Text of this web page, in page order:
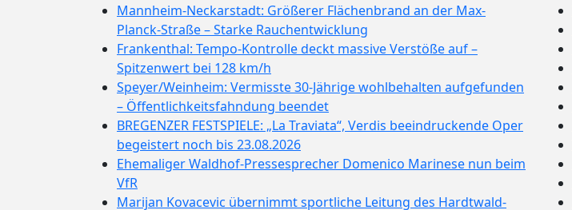
Mannheim-Neckarstadt: Größerer Flächenbrand an der Max-
Planck-Straße – Starke Rauchentwicklung
Frankenthal: Tempo-Kontrolle deckt massive Verstöße auf –
Spitzenwert bei 128 km/h
Speyer/Weinheim: Vermisste 30-Jährige wohlbehalten aufgefunden
– Öffentlichkeitsfahndung beendet
BREGENZER FESTSPIELE: „La Traviata“, Verdis beeindruckende Oper
begeistert noch bis 23.08.2026
Ehemaliger Waldhof-Pressesprecher Domenico Marinese nun beim
VfR
Marijan Kovacevic übernimmt sportliche Leitung des Hardtwald-